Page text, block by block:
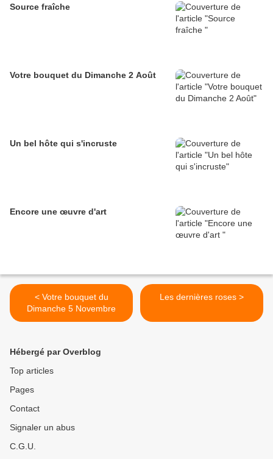
Source fraîche
Votre bouquet du Dimanche 2 Août
Un bel hôte qui s'incruste
Encore une œuvre d'art
< Votre bouquet du
Dimanche 5 Novembre
Les dernières roses >
Hébergé par Overblog
Top articles
Pages
Contact
Signaler un abus
C.G.U.